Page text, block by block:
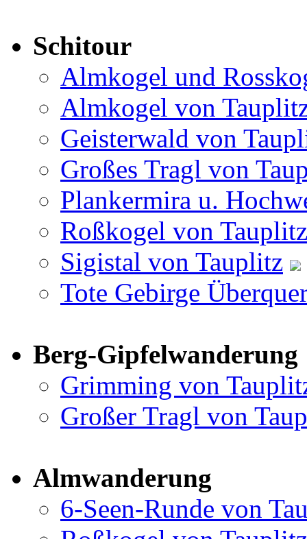
Schitour
Almkogel und
Almkogel von
Geisterwald von
Großes Tragl von
Plankermira u.
Roßkogel von Tauplitz
Sigistal von Tauplitz
Tote Gebirge
Berg-Gipfelwanderung
Grimming von
Großer Tragl von
Almwanderung
6-Seen-Runde von